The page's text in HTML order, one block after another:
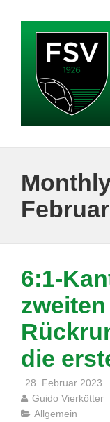
6:1-
die
28. Februar 2023
Guido Vierkötter
Allgemein